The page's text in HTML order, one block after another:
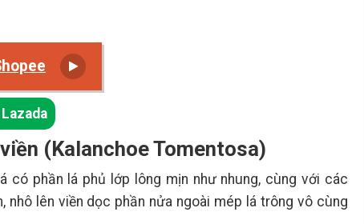
(Kalanchoe Tomentosa)
có phần lá phủ lớp lông mịn như nhung, cùng với các
nhô lên viền dọc phần nửa ngoài mép lá trông vô cùng